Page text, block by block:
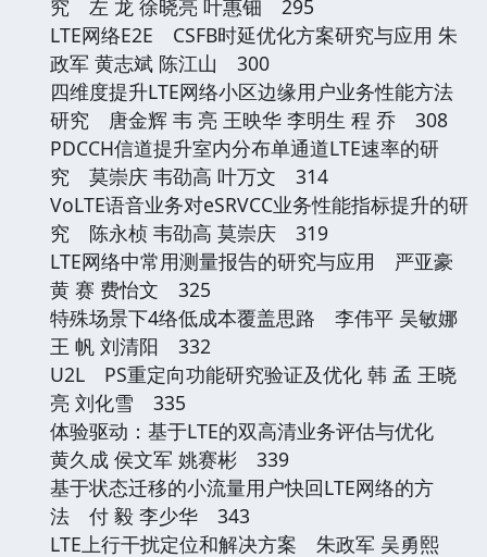
究 左 龙 徐晓亮 叶惠钿 295
LTE网络E2E CSFB时延优化方案研究与应用 朱
政军 黄志斌 陈江山 300
四维度提升LTE网络小区边缘用户业务性能方法
研究 唐金辉 韦 亮 王映华 李明生 程 乔 308
PDCCH信道提升室内分布单通道LTE速率的研
究 莫崇庆 韦劭高 叶万文 314
VoLTE语音业务对eSRVCC业务性能指标提升的研
究 陈永桢 韦劭高 莫崇庆 319
LTE网络中常用测量报告的研究与应用 严亚豪
黄 赛 费怡文 325
特殊场景下4络低成本覆盖思路 李伟平 吴敏娜
王 帆 刘清阳 332
U2L PS重定向功能研究验证及优化 韩 孟 王晓
亮 刘化雪 335
体验驱动：基于LTE的双高清业务评估与优化
黄久成 侯文军 姚赛彬 339
基于状态迁移的小流量用户快回LTE网络的方
法 付 毅 李少华 343
LTE上行干扰定位和解决方案 朱政军 吴勇熙